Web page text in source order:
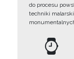
do procesu
techniki